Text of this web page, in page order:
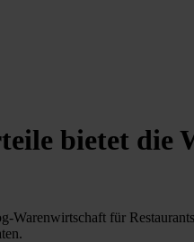
bietet die
Warenwirtschaft für